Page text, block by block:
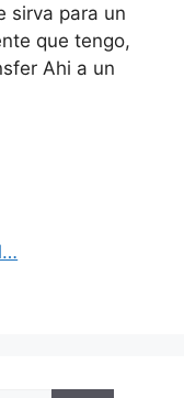
sirva para un
que tengo,
Ahi a un